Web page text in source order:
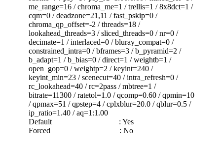
me_range=16 / chroma_me=1 / trellis=1 / 8x8dct=1 /
cqm=0 / deadzone=21,11 / fast_pskip=0 /
chroma_qp_offset=-2 / threads=18 /
lookahead_threads=3 / sliced_threads=0 / nr=0 /
decimate=1 / interlaced=0 / bluray_compat=0 /
constrained_intra=0 / bframes=3 / b_pyramid=2 /
b_adapt=1 / b_bias=0 / direct=1 / weightb=1 /
open_gop=0 / weightp=2 / keyint=240 /
keyint_min=23 / scenecut=40 / intra_refresh=0 /
rc_lookahead=40 / rc=2pass / mbtree=1 /
bitrate=11300 / ratetol=1.0 / qcomp=0.60 / qpmin=10
/ qpmax=51 / qpstep=4 / cplxblur=20.0 / qblur=0.5 /
ip_ratio=1.40 / aq=1:1.00
Default : Yes
Forced : No